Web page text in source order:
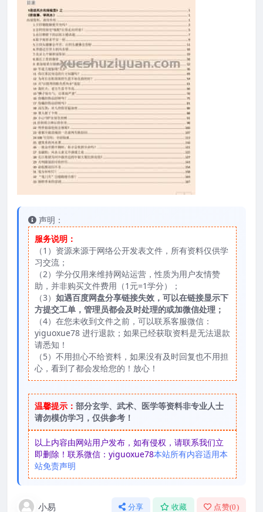
声明：
服务说明：
（1）资源来源于网络公开发表文件，所有资料仅供学
习交流；
（2）学分仅用来维持网站运营，性质为用户友情赞
助，并非购买文件费用（1元=1学分）；
（3） 如遇百度网盘分享链接失效，可以在链接显示下
方提交工单，管理员都会及时处理的或加微信处理；
（4）在您未收到文件之前，可以联系客服微信：
yiguoxue78 进行退款；如果已经获取资料是无法退款
请悉知！
（5）不用担心不给资料，如果没有及时回复也不用担
心，看到了都会发给您的！放心！
温馨提示： 部分玄学、武术、医学等资料非专业人士
请勿模仿学习，仅供参考！
以上内容由网站用户发布，如有侵权，请联系我们立
即删除！联系微信：yiguoxue78本站所有内容适用本
站免责声明
小易 分享 收藏 点赞(0)